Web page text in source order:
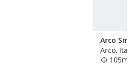
Arco
Arco,
105m